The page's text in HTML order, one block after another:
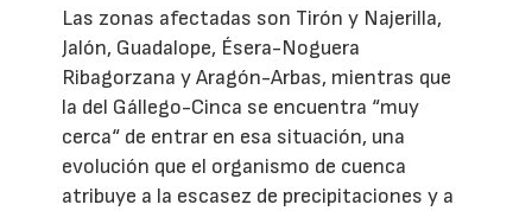
Las zonas afectadas son Tirón y Najerilla,
Jalón, Guadalope, Ésera-Noguera
Ribagorzana y Aragón-Arbas, mientras que
la del Gállego-Cinca se encuentra “muy
cerca“ de entrar en esa situación, una
evolución que el organismo de cuenca
atribuye a la escasez de precipitaciones y a